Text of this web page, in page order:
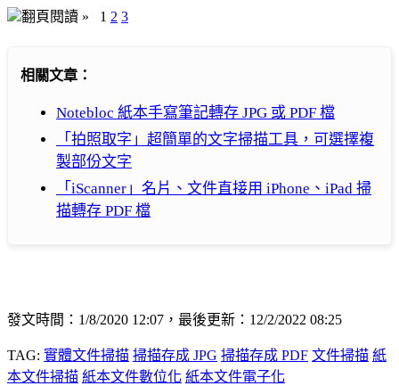
翻頁閱讀 » 1 2 3
相關文章：
Notebloc 紙本手寫筆記轉存 JPG 或 PDF 檔
「拍照取字」超簡單的文字掃描工具，可選擇複
製部份文字
「iScanner」名片、文件直接用 iPhone、iPad 掃
描轉存 PDF 檔
發文時間：1/8/2020 12:07，最後更新：12/2/2022 08:25
TAG: 實體文件掃描 掃描存成 JPG 掃描存成 PDF 文件掃描 紙
本文件掃描 紙本文件數位化 紙本文件電子化